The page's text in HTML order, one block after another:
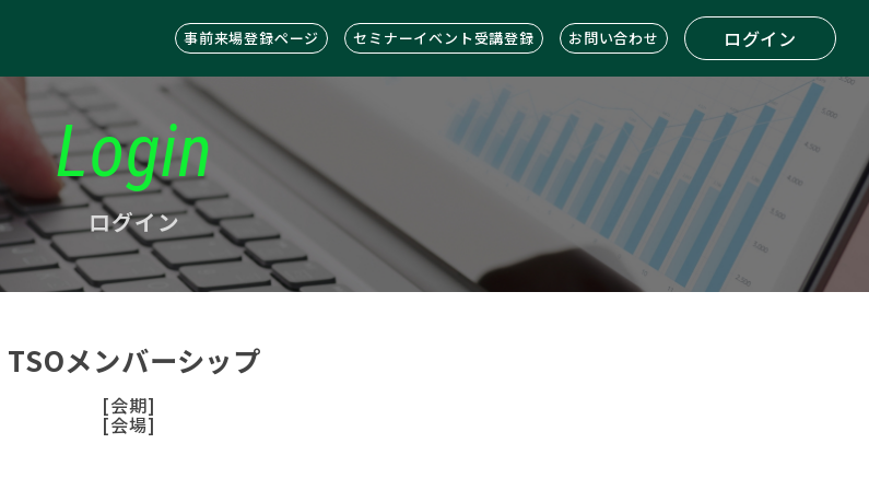
事前来場登録ページ セミナーイベント受講登録 お問い合わせ ログイン
Login
ログイン
TSOメンバーシップ
[会期]
[会場]